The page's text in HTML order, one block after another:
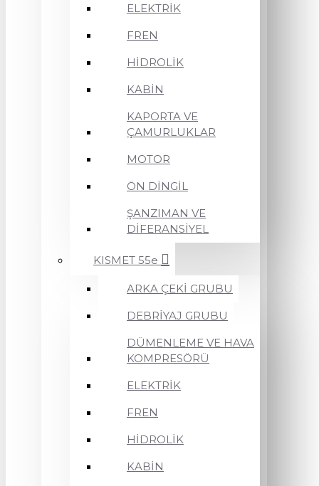
ELEKTRİK
FREN
HİDROLİK
KABİN
KAPORTA VE
ÇAMURLUKLAR
MOTOR
ÖN DİNGİL
ŞANZIMAN VE
DİFERANSİYEL
KISMET 55e
ARKA ÇEKİ GRUBU
DEBRİYAJ GRUBU
DÜMENLEME VE HAVA
KOMPRESÖRÜ
ELEKTRİK
FREN
HİDROLİK
KABİN